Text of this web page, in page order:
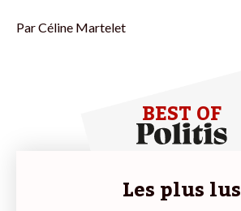
ParCéline Martelet
BEST OF
Les plus lus